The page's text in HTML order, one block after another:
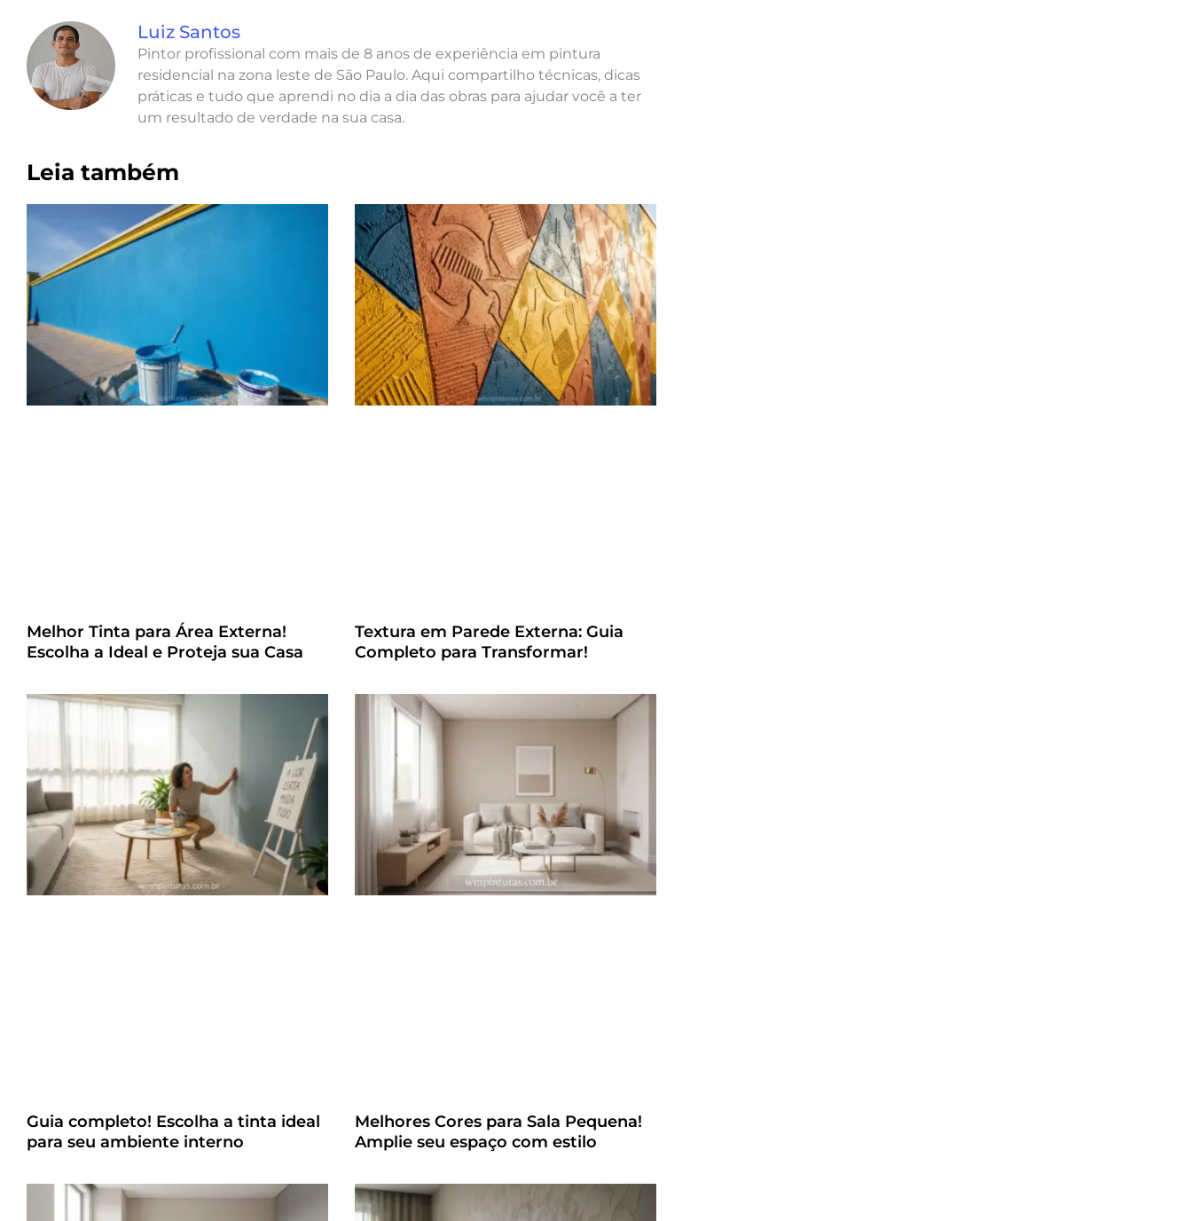
Luiz Santos
Pintor profissional com mais de 8 anos de experiência em pintura
residencial na zona leste de São Paulo. Aqui compartilho técnicas, dicas
práticas e tudo que aprendi no dia a dia das obras para ajudar você a ter
um resultado de verdade na sua casa.
Leia também
Melhor Tinta para Área Externa!
Escolha a Ideal e Proteja sua Casa
Textura em Parede Externa: Guia
Completo para Transformar!
Guia completo! Escolha a tinta ideal
para seu ambiente interno
Melhores Cores para Sala Pequena!
Amplie seu espaço com estilo